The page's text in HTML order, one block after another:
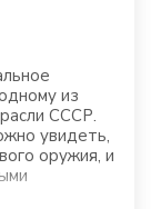
из
СССР.
увидеть,
оружия, и